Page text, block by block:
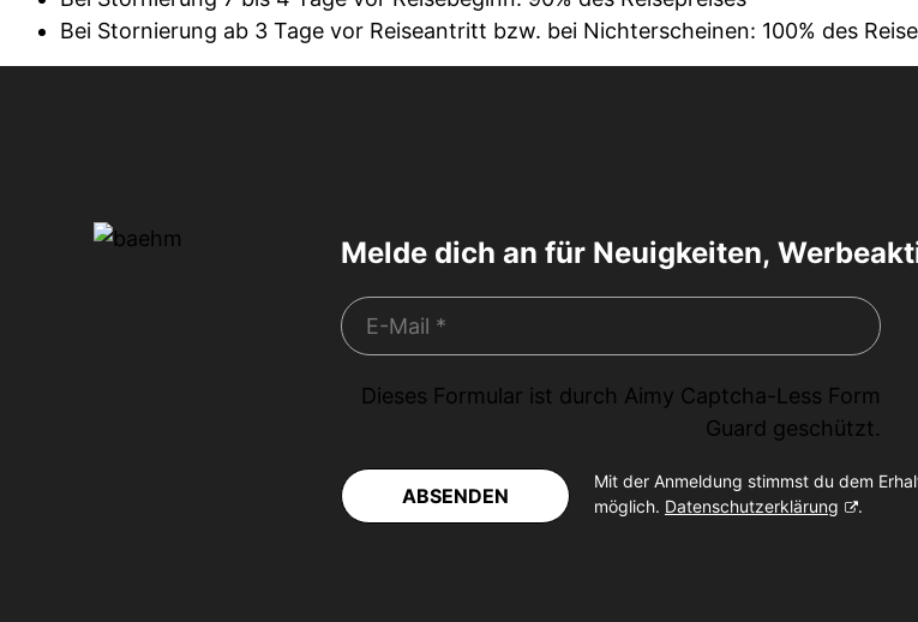
Bei Stornierung ab 3 Tage vor Reiseantritt bzw. bei Nichterscheinen: 100% des
Melde dich an für Neuigkeiten,
Dieses Formular ist durch Aimy Captcha-Less Form
Guard geschützt.
ABSENDEN
Mit der Anmeldung stimmst du dem
möglich. Datenschutzerklärung .